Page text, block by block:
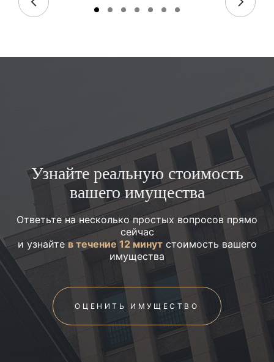
Узнайте реальную стоимость
вашего имущества
Ответьте на несколько простых вопросов прямо
сейчас
и узнайтев течение 12 минутстоимость вашего
имущества
ОЦЕНИТЬ ИМУЩЕСТВО